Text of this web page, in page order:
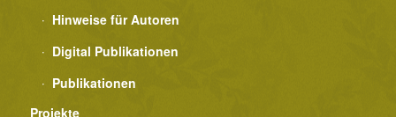
Hinweise für Autoren
Digital Publikationen
Publikationen
Projekte